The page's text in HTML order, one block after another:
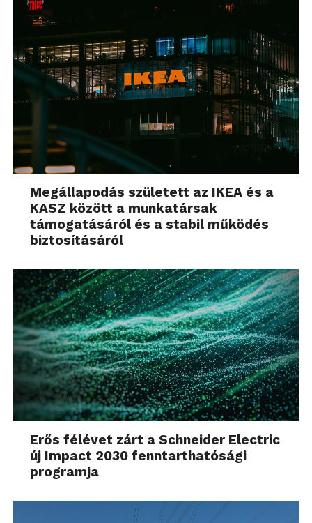
Megállapodás született az IKEA és a
KASZ között a munkatársak
támogatásáról és a stabil működés
biztosításáról
Erős félévet zárt a Schneider Electric
új Impact 2030 fenntarthatósági
programja